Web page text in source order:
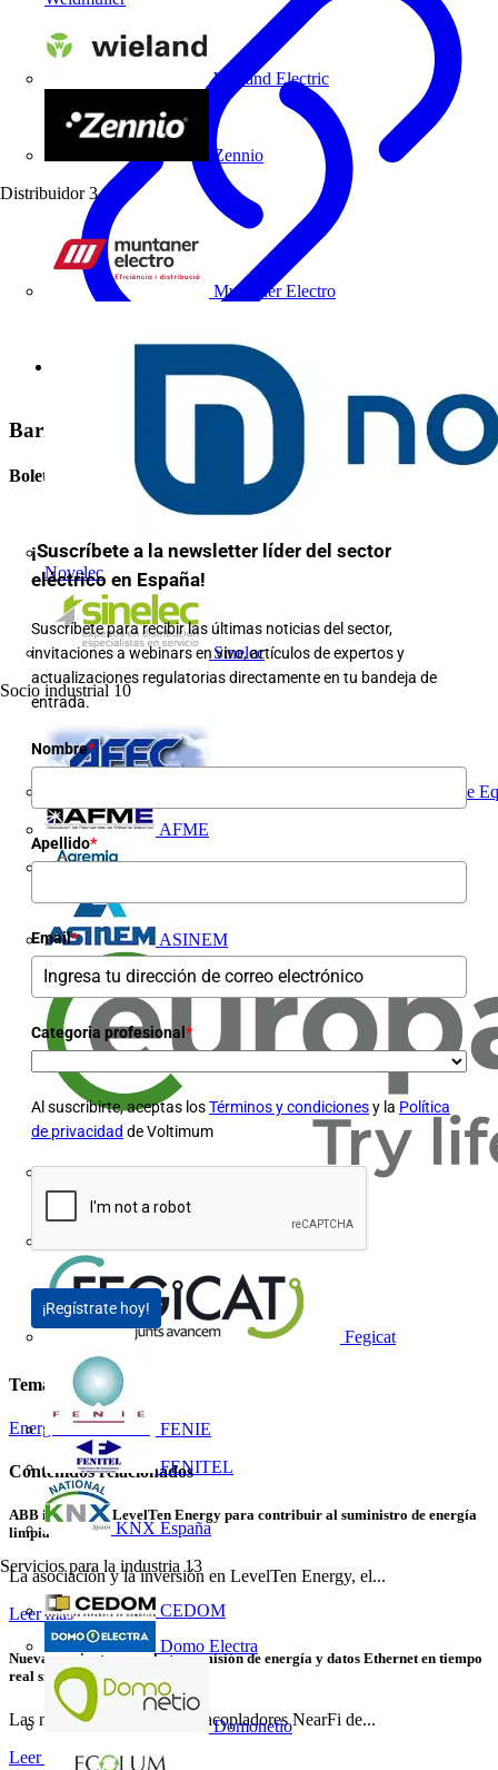
Wieland Electric
Zennio
Distribuidor 3
Muntaner Electro
Novelec
Sinelec
Socio industrial 10
AFEC, Asociación de Fabricantes de
AFME
AGREMIA
ASINEM
Europacable
Fegicat
FENIE
FENITEL
KNX España
Servicios para la industria 13
CEDOM
Domo Electra
Domonetio
Barra lateral
Boletín informativo
¡Suscríbete a la newsletter líder del sector
eléctrico en España!
Suscríbete para recibir las últimas noticias del sector,
invitaciones a webinars en vivo, artículos de expertos y
actualizaciones regulatorias directamente en tu bandeja de
entrada.
Nombre*
Apellido*
Email*
Categoria profesional *
Al suscribirte, aceptas losTérminos y condicionesy la Política
de privacidad de Voltimum
¡Regístrate hoy!
Temas
Energías renovables
Contenidos relacionados
ABB invierte en LevelTen Energy para contribuir al suministro de energía
limpia
La asociación y la inversión en LevelTen Energy, el...
Leer más
Nuevas variantes para la transmisión de energía y datos Ethernet en tiempo
real sin contacto
Las nuevas variantes de los acopladores NearFi de...
Leer más